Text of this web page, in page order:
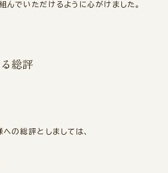
んでいただけるように心がけました。
総評
の総評としましては、